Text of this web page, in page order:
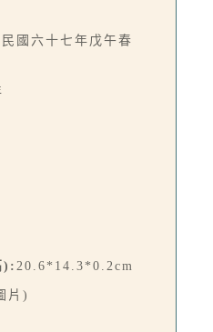
國六十七年戊午春
): 20.6*14.3*0.2cm
片)